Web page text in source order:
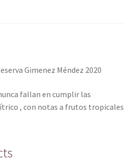
Gimenez Méndez 2020
fallan en cumplir las
, con notas a frutos tropicales